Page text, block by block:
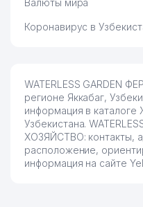
Валюты мира
Коронавирус в
WATERLESS GARDEN
регионе Яккабаг,
информация в
Узбекистана.
ХОЗЯЙСТВО: контакты,
расположение,
информация на сайте